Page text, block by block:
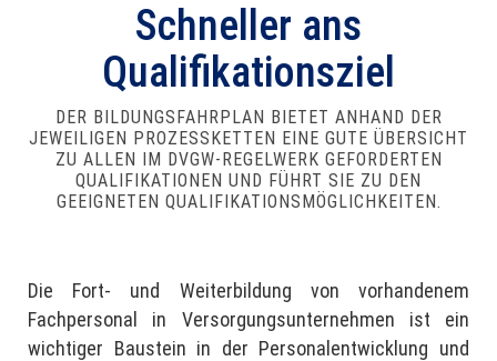
Schneller ans
Qualifikationsziel
DER BILDUNGSFAHRPLAN BIETET ANHAND DER
JEWEILIGEN PROZESSKETTEN EINE GUTE ÜBERSICHT
ZU ALLEN IM DVGW-REGELWERK GEFORDERTEN
QUALIFIKATIONEN UND FÜHRT SIE ZU DEN
GEEIGNETEN QUALIFIKATIONSMÖGLICHKEITEN.
Die Fort- und Weiterbildung von vorhandenem
Fachpersonal in Versorgungsunternehmen ist ein
wichtiger Baustein in der Personalentwicklung und